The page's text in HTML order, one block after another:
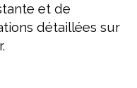
et de
détaillées sur